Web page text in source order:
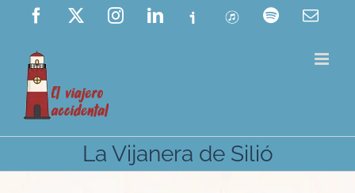
Saltar
contenido
Facebook InstagramLinkedIn
Ivoox ITunes Spotify
La Vijanera de Silió